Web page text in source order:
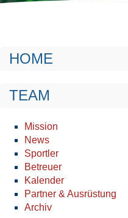
HOME
TEAM
Mission
News
Sportler
Betreuer
Kalender
Partner & Ausrüstung
Archiv